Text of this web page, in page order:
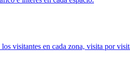
visitantes en cada zona, visita por